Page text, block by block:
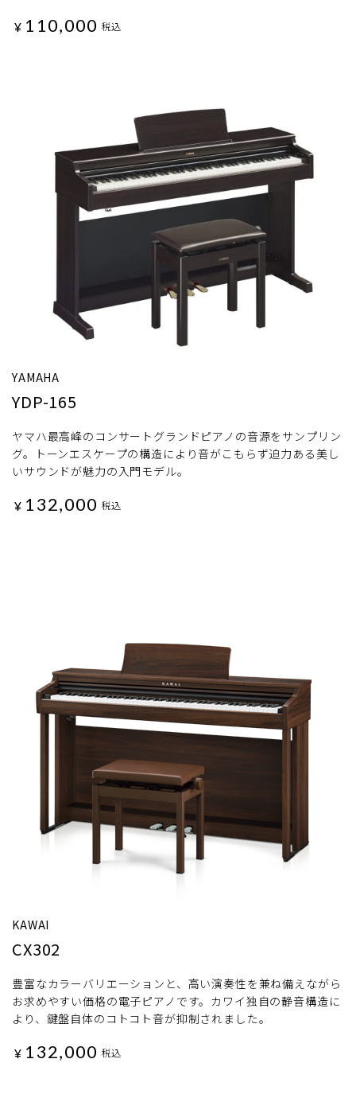
¥ 110,000 税込
YAMAHA
YDP-165
ヤマハ最高峰のコンサートグランドピアノの音源をサンプリン
グ。トーンエスケープの構造により音がこもらず迫力ある美し
いサウンドが魅力の入門モデル。
¥ 132,000 税込
KAWAI
CX302
豊富なカラーバリエーションと、高い演奏性を兼ね備えながら
お求めやすい価格の電子ピアノです。カワイ独自の静音構造に
より、鍵盤自体のコトコト音が抑制されました。
¥ 132,000 税込